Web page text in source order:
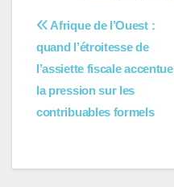
Navigation
de
l’article
Afrique de l’Ouest :
quand l’étroitesse de
l’assiette fiscale accentue
la pression sur les
contribuables formels